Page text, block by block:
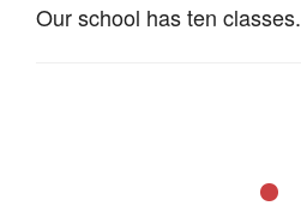
Our school has ten classes.